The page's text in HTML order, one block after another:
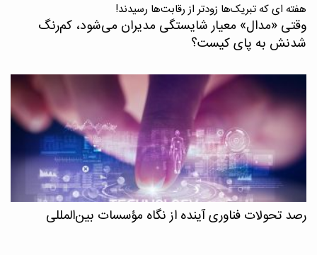
هفته ای که تبریک‌ها زودتر از رقابت‌ها رسیدند!
وقتی «مدال‌» معیار شایستگی مدیران می‌شود، کم‌رنگ
شدنش به پای کیست؟
رصد تحولات فناوری آینده از نگاه مؤسسات بین‌المللی